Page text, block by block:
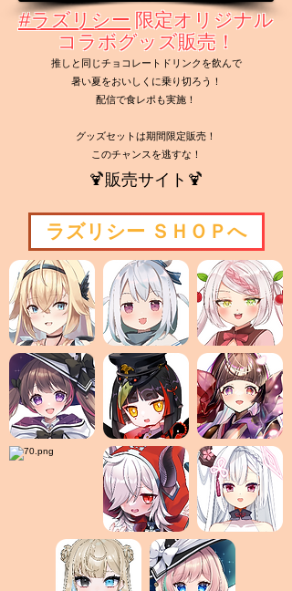
#ラズリシー 限定オリジナル
コラボグッズ販売！
推しと同じチョコレートドリンクを飲んで
暑い夏をおいしくに乗り切ろう！
配信で食レポも実施！
グッズセットは期間限定販売！
このチャンスを逃すな！
🍹販売サイト🍹
ラズリシー ＳＨＯＰへ